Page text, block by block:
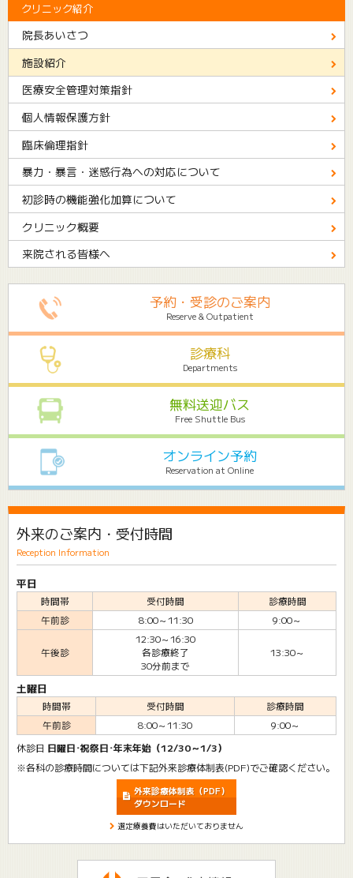
クリニック紹介
院長あいさつ
施設紹介
医療安全管理対策指針
個人情報保護方針
臨床倫理指針
暴力・暴言・迷惑行為への対応について
初診時の機能強化加算について
クリニック概要
来院される皆様へ
予約・受診のご案内
Reserve & Outpatient
診療科
Departments
無料送迎バス
Free Shuttle Bus
オンライン予約
Reservation at Online
外来のご案内・受付時間
Reception Information
平日
時間帯 受付時間
診療時間
午前診
8:00～11:30 9:00～
午後診
12:30～16:30
各診療終了
30分前まで
13:30～
土曜日
時間帯 受付時間
診療時間
午前診
8:00～11:30 9:00～
休診日 日曜日･祝祭日･年末年始（12/30～1/3）
※各科の診療時間については下記外来診療体制表(PDF)でご確認ください。
外来診療体制表（PDF）
ダウンロード
選定療養費はいただいておりません